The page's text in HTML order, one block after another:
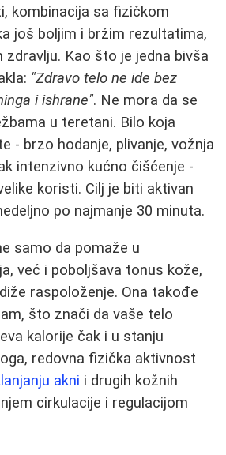
kombinacija sa fizičkom
još boljim i bržim rezultatima,
zdravlju. Kao što je jedna bivša
"Zdravo telo ne ide bez
i ishrane". Ne mora da se
u teretani. Bilo koja
- brzo hodanje, plivanje, vožnja
intenzivno kućno čišćenje -
koristi. Cilj je biti aktivan
po najmanje 30 minuta.
samo da pomaže u
već i poboljšava tonus kože,
raspoloženje. Ona takođe
što znači da vaše telo
kalorije čak i u stanju
redovna fizička aktivnost
akni i drugih kožnih
cirkulacije i regulacijom